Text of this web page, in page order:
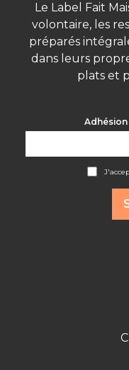
Le Label Fait
volontaire, les
préparés
dans leurs
plats et
Adhésion